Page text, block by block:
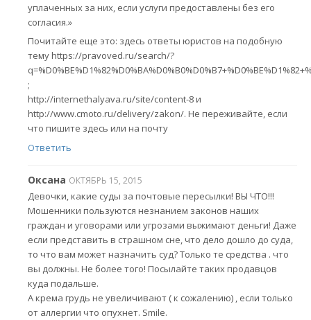
уплаченных за них, если услуги предоставлены без его
согласия.»
Почитайте еще это: здесь ответы юристов на подобную
тему https://pravoved.ru/search/?
;
http://internethalyava.ru/site/content-8 и
http://www.cmoto.ru/delivery/zakon/. Не переживайте, если
что пишите здесь или на почту
Ответить
Оксана ОКТЯБРЬ 15, 2015
Девочки, какие суды за почтовые пересылки! ВЫ ЧТО!!!
Мошенники пользуются незнанием законов наших
граждан и уговорами или угрозами выжимают деньги! Даже
если представить в страшном сне, что дело дошло до суда,
то что вам может назначить суд? Только те средства . что
вы должны. Не более того! Посылайте таких продавцов
куда подальше.
А крема грудь не увеличивают ( к сожалению) , если только
от аллергии что опухнет. Smile.